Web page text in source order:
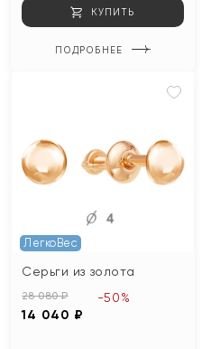
КУПИТЬ
ПОДРОБНЕЕ
ЛегкоВес
Серьги из золота
28 080 ₽
14 040 ₽
-50%